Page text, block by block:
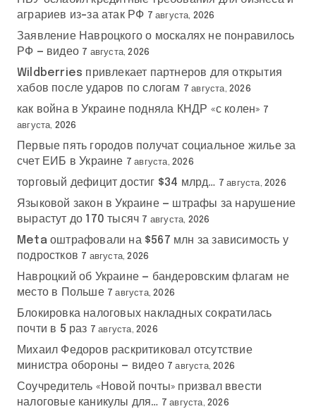
аграриев из-за атак РФ 7 августа, 2026
Заявление Навроцкого о москалях не понравилось
РФ — видео 7 августа, 2026
Wildberries привлекает партнеров для открытия
хабов после ударов по слогам 7 августа, 2026
как война в Украине подняла КНДР «с колен» 7
августа, 2026
Первые пять городов получат социальное жилье за
счет ЕИБ в Украине 7 августа, 2026
торговый дефицит достиг $34 млрд… 7 августа, 2026
Языковой закон в Украине — штрафы за нарушение
вырастут до 170 тысяч 7 августа, 2026
Meta оштрафовали на $567 млн за зависимость у
подростков 7 августа, 2026
Навроцкий об Украине — бандеровским флагам не
место в Польше 7 августа, 2026
Блокировка налоговых накладных сократилась
почти в 5 раз 7 августа, 2026
Михаил Федоров раскритиковал отсутствие
министра обороны — видео 7 августа, 2026
Соучредитель «Новой почты» призвал ввести
налоговые каникулы для… 7 августа, 2026